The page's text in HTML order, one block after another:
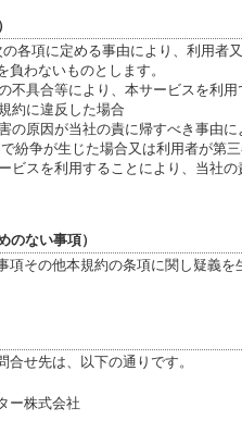
各項に定める事由により、利用者
負わないものとします。
不具合等により、本サービスを利
約に違反した場合
の原因が当社の責に帰すべき事由
紛争が生じた場合又は利用者が第
ービスを利用することにより、当社
のない事項）
項その他本規約の条項に関し疑義
合せ先は、以下の通りです。
ー株式会社